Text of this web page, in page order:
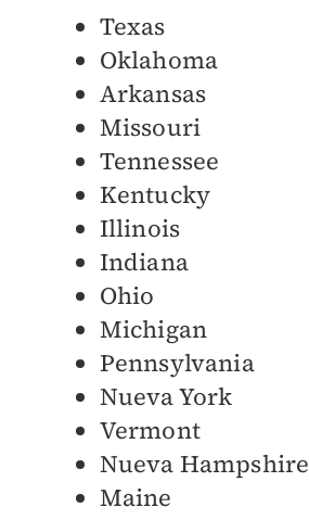
Texas
Oklahoma
Arkansas
Missouri
Tennessee
Kentucky
Illinois
Indiana
Ohio
Michigan
Pennsylvania
Nueva York
Vermont
Nueva Hampshire
Maine